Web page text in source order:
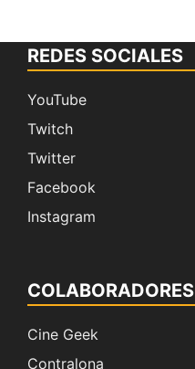
REDES SOCIALES
YouTube
Twitch
Twitter
Facebook
Instagram
COLABORADORES
Cine Geek
Contralona